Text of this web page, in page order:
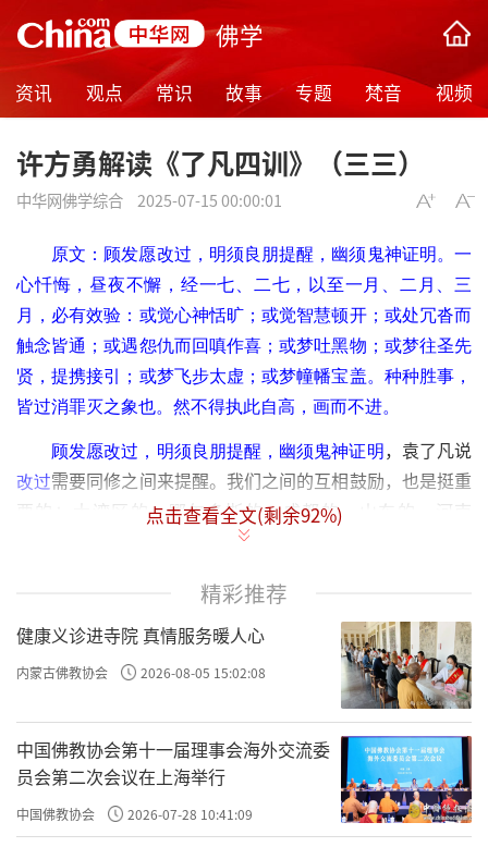
佛学
资讯 观点 常识 故事 专题 梵音 视频
许方勇解读《了凡四训》（三三）
中华网佛学综合 2025-07-15 00:00:01
原文：顾发愿改过，明须良朋提醒，幽须鬼神证明。一
心忏悔，昼夜不懈，经一七、二七，以至一月、二月、三
月，必有效验：或觉心神恬旷；或觉智慧顿开；或处冗沓而
触念皆通；或遇怨仇而回嗔作喜；或梦吐黑物；或梦往圣先
贤，提携接引；或梦飞步太虚；或梦幢幡宝盖。种种胜事，
皆过消罪灭之象也。然不得执此自高，画而不进。
顾发愿改过，明须良朋提醒，幽须鬼神证明 ，袁了凡说
改过需要同修之间来提醒。我们之间的互相鼓励，也是挺重
要的；大湾区的、鄂尔多斯的、成都的、山东的、河南
有很多这样的同学；大家都是在探讨，平时你解不开
我真的很忙，现在消耗也很多，形体的衰老，头发也快
掉光了、也快白光了，2018年、2019年我还不这样呢。同
学之间如果能够互相提醒一句，或者在精一学社里互相鼓励
幽须鬼神证明 ，就是会有 效验。来看这些效验：一心忏
悔，昼夜不懈，经一七、二七，以至一月、二月、三月，必
一心忏悔 ，一心“格物致知”。一
七就是7天，二七就是14天，一直到3个月、甚至半年、一
点击查看全文(剩余92%)
精彩推荐
健康义诊进寺院 真情服务暖人心
内蒙古佛教协会 2026-08-05 15:02:08
中国佛教协会第十一届理事会海外交流委
员会第二次会议在上海举行
中国佛教协会 2026-07-28 10:41:09